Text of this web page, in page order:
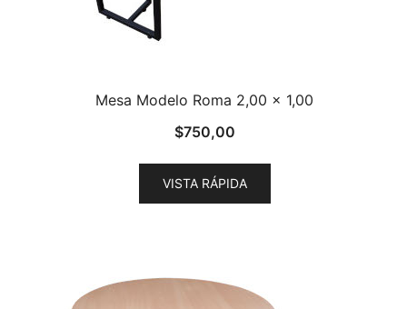
Mesa Modelo Roma 2,00 x 1,00
$750,00
VISTA RÁPIDA